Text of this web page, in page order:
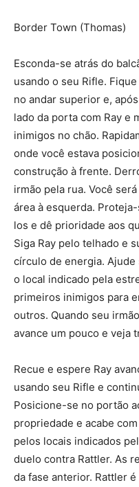
Border Town (Thomas)
Esconda-se atrás do
usando o seu Rifle.
no andar superior e,
lado da porta com Ray e
inimigos no chão.
onde você estava
construção à frente.
irmão pela rua. Você
área à esquerda.
los e dê prioridade aos
Siga Ray pelo telhado e
círculo de energia.
o local indicado pela
primeiros inimigos para
outros. Quando seu
avance um pouco e veja
Recue e espere Ray
usando seu Rifle e
Posicione-se no portão
propriedade e acabe
pelos locais indicados
duelo contra Rattler. As
da fase anterior. Rattler